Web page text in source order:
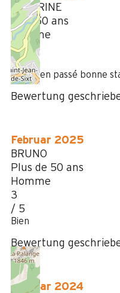
SEVERINE
35 à 50 ans
Homme
5
/ 5
Très bien passé bonne
Bewertung
Februar 2025
BRUNO
Plus de 50 ans
Homme
3
/ 5
Bien
Bewertung
Februar 2024